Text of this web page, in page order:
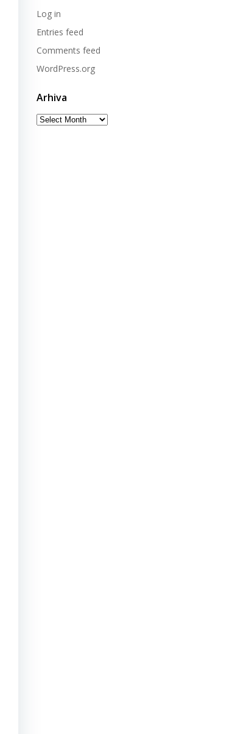
Log in
Entries feed
Comments feed
WordPress.org
Arhiva
Arhiva